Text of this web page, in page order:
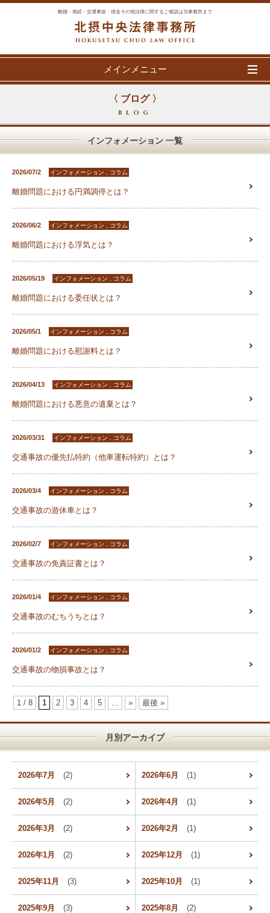
離婚・相続・交通事故・借金その他法律に関するご相談は当事務所まで
メインメニュー
〈 ブログ 〉
BLOG
インフォメーション 一覧
2026/07/2 インフォメーション , コラム
離婚問題における円満調停とは？
2026/06/2 インフォメーション , コラム
離婚問題における浮気とは？
2026/05/19 インフォメーション , コラム
離婚問題における委任状とは？
2026/05/1 インフォメーション , コラム
離婚問題における慰謝料とは？
2026/04/13 インフォメーション , コラム
離婚問題における悪意の遺棄とは？
2026/03/31 インフォメーション , コラム
交通事故の優先払特約（他車運転特約）とは？
2026/03/4 インフォメーション , コラム
交通事故の遊休車とは？
2026/02/7 インフォメーション , コラム
交通事故の免責証書とは？
2026/01/4 インフォメーション , コラム
交通事故のむちうちとは？
2026/01/2 インフォメーション , コラム
交通事故の物損事故とは？
1 / 8 1 2 3 4 5 » 最後 »
月別アーカイブ
2026年7月 (2) 2026年6月 (1)
2026年5月 (2) 2026年4月 (1)
2026年3月 (2) 2026年2月 (1)
2026年1月 (2) 2025年12月 (1)
2025年11月 (3) 2025年10月 (1)
2025年9月 (3) 2025年8月 (2)